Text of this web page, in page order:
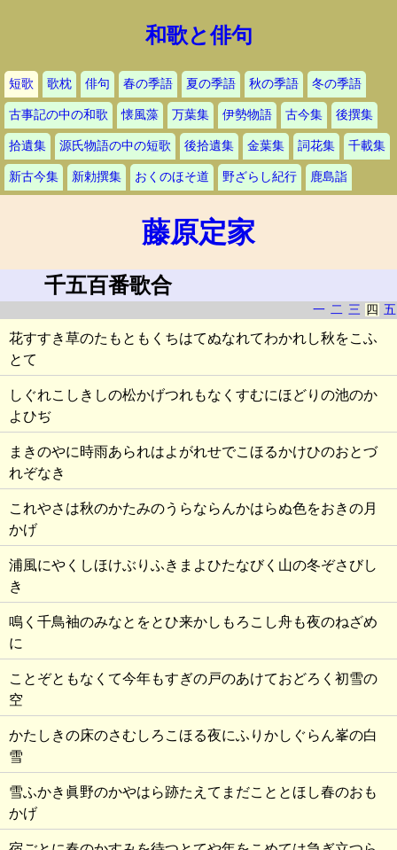
和歌と俳句
短歌 歌枕 俳句 春の季語 夏の季語 秋の季語 冬の季語
古事記の中の和歌 懐風藻 万葉集 伊勢物語 古今集 後撰集
拾遺集 源氏物語の中の短歌 後拾遺集 金葉集 詞花集 千載集
新古今集 新勅撰集 おくのほそ道 野ざらし紀行 鹿島詣
藤原定家
千五百番歌合
一 二 三 四 五
花すすき草のたもともくちはてぬなれてわかれし秋をこふ
とて
しぐれこしきしの松かげつれもなくすむにほどりの池のか
よひぢ
まきのやに時雨あられはよがれせでこほるかけひのおとづ
れぞなき
これやさは秋のかたみのうらならんかはらぬ色をおきの月
かげ
浦風にやくしほけぶりふきまよひたなびく山の冬ぞさびし
き
鳴く千鳥袖のみなとをとひ来かしもろこし舟も夜のねざめ
に
ことぞともなくて今年もすぎの戸のあけておどろく初雪の
空
かたしきの床のさむしろこほる夜にふりかしぐらん峯の白
雪
雪ふかき眞野のかやはら跡たえてまだこととほし春のおも
かげ